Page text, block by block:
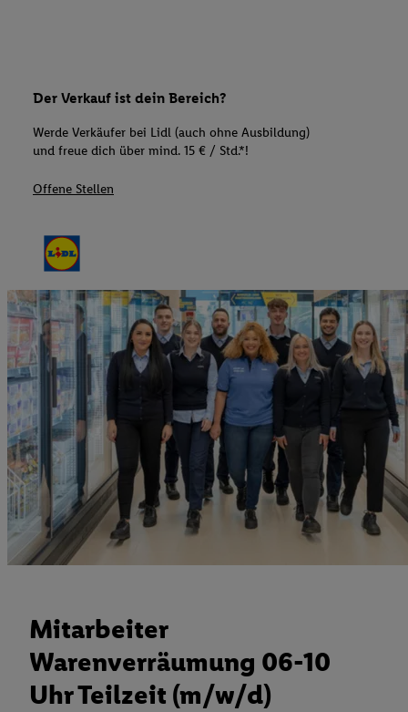
Der Verkauf ist dein Bereich?
Werde Verkäufer bei Lidl (auch ohne Ausbildung)
und freue dich über mind. 15 € / Std.*!
Offene Stellen
Mitarbeiter
Warenverräumung 06-10
Uhr Teilzeit (m/w/d)